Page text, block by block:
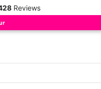
Reviews